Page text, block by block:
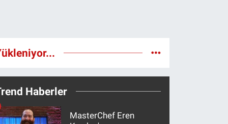
Haberler
MasterChef Eren